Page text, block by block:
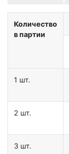
Количество
в партии
1 шт.
2 шт.
3 шт.